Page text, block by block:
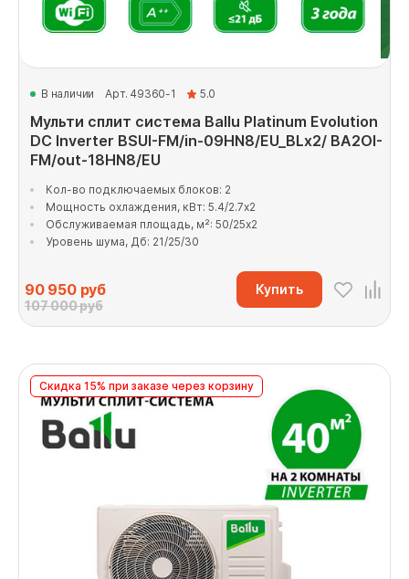
В наличии Арт. 49360-1 5.0
Мульти сплит система Ballu Platinum Evolution
DC Inverter BSUI-FM/in-09HN8/EU_BLx2/ BA2OI-
FM/out-18HN8/EU
Кол-во подключаемых блоков: 2
Мощность охлаждения, кВт: 5.4/2.7x2
Обслуживаемая площадь, м²: 50/25x2
Уровень шума, Дб: 21/25/30
90 950руб
107 000 руб
Купить
Скидка 15% при заказе через корзину